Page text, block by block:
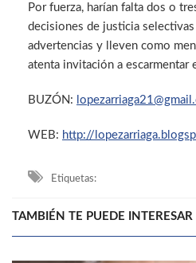
Por fuerza, harían falta dos o
decisiones de justicia
advertencias y lleven como
atenta invitación a escarmentar
BUZÓN:
WEB: http://
Etiquetas:
TAMBIÉN TE PUEDE INTERESAR